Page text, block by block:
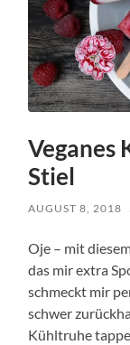
Veganes
Stiel
AUGUST 8, 2018
Oje – mit
das mir extra
schmeckt mir
schwer
Kühltruhe